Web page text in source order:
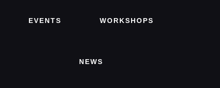
EVENTS WORKSHOPS
NEWS